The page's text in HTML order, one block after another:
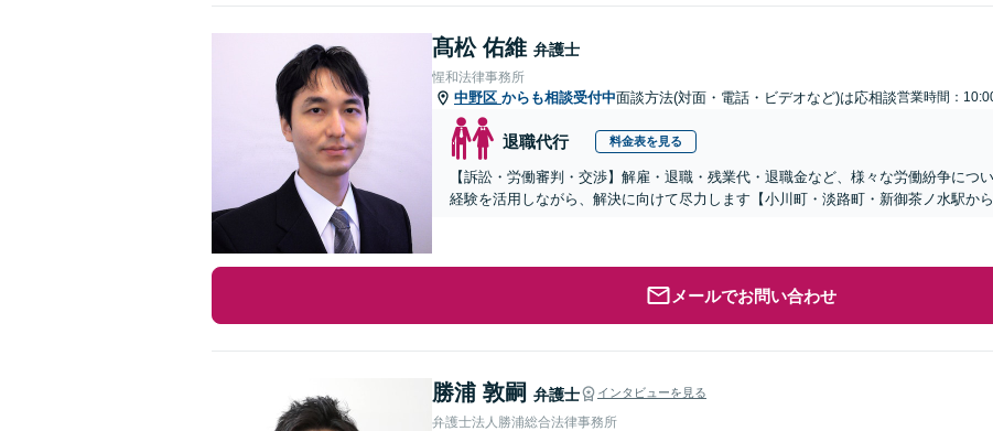
髙松 佑維 弁護士
惺和法律事務所
中野区 からも相談受付中面談方法(対面・電話・ビデオなど)は応相談営業時間：
退職代行 料金表を見る
【訴訟・労働審判・交渉】解雇・退職・残業代・退職金など、様々な労働紛争につ
経験を活用しながら、解決に向けて尽力します【小川町・淡路町・新御茶ノ水駅か
メールでお問い合わせ
勝浦 敦嗣 弁護士 インタビューを見る
弁護士法人勝浦総合法律事務所